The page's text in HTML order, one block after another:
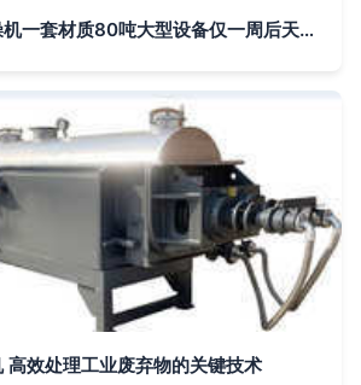
平方二手桨叶干燥机一套材质80吨大型设备仅一周后天到家需要的请联系
高效处理工业废弃物的关键技术